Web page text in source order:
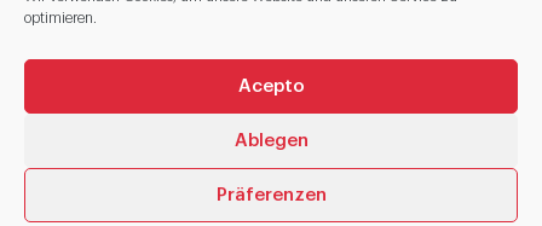
optimieren.
Acepto
Ablegen
Präferenzen
recibiendo en concepto de ayuda parcialmente reembolsable un 75%